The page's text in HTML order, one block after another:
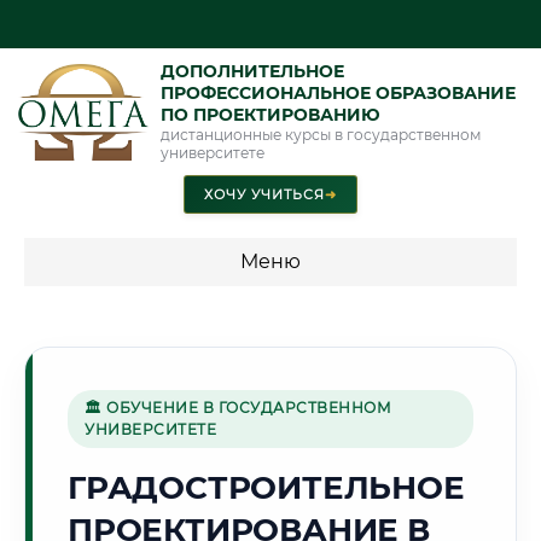
ДОПОЛНИТЕЛЬНОЕ
ПРОФЕССИОНАЛЬНОЕ ОБРАЗОВАНИЕ
ПО ПРОЕКТИРОВАНИЮ
дистанционные курсы в государственном
университете
ХОЧУ УЧИТЬСЯ➜
Меню
🌅
Г. АКТЮБИНСК
🏛 ОБУЧЕНИЕ В ГОСУДАРСТВЕННОМ
УНИВЕРСИТЕТЕ
ГРАДОСТРОИТЕЛЬНОЕ
ПРОЕКТИРОВАНИЕ В